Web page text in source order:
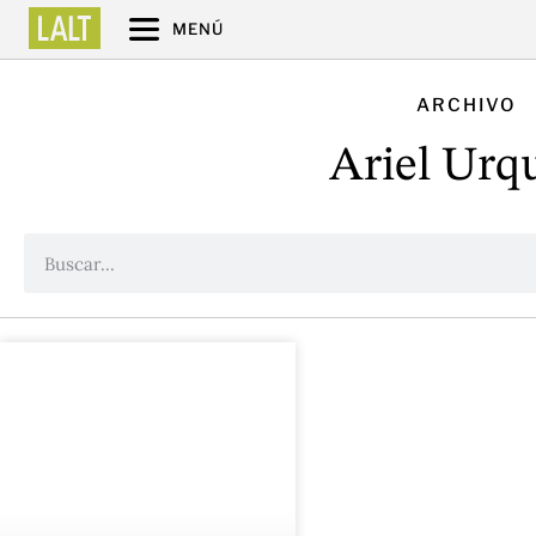
MENÚ
ARCHIVO
Ariel